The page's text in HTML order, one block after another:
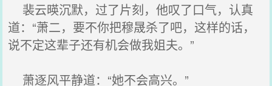
裴云暎沉默，过了片刻，他叹了口气，认真
道：“萧二，要不你把穆晟杀了吧，这样的话，
说不定这辈子还有机会做我姐夫。”
萧逐风平静道：“她不会高兴。”